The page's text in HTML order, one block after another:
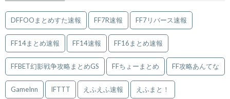
DFFOOまとめすた速報 FF7R速報 FF7リバース速報
FF14まとめ速報 FF14速報 FF16まとめ速報
FFBET幻影戦争攻略まとめGS FFちょーまとめ FF攻略あんてな
GameInn IFTTT えふえふ速報 えふまと！